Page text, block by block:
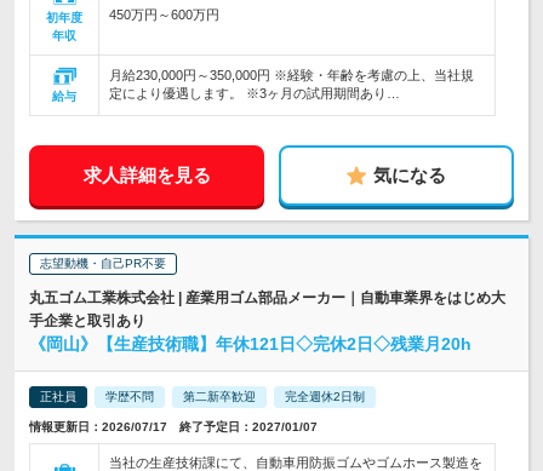
初年度
年収
450万円～600万円
給与
月給230,000円～350,000円 ※経験・年齢を考慮の上、当社規
定により優遇します。 ※3ヶ月の試用期間あり…
求人詳細を見る 気になる
志望動機・自己PR不要
丸五ゴム工業株式会社 | 産業用ゴム部品メーカー｜自動車業界をはじめ大
手企業と取引あり
《岡山》【生産技術職】年休121日◇完休2日◇残業月20h
正社員 学歴不問 第二新卒歓迎 完全週休2日制
情報更新日：2026/07/17 終了予定日：2027/01/07
当社の生産技術課にて、自動車用防振ゴムやゴムホース製造を